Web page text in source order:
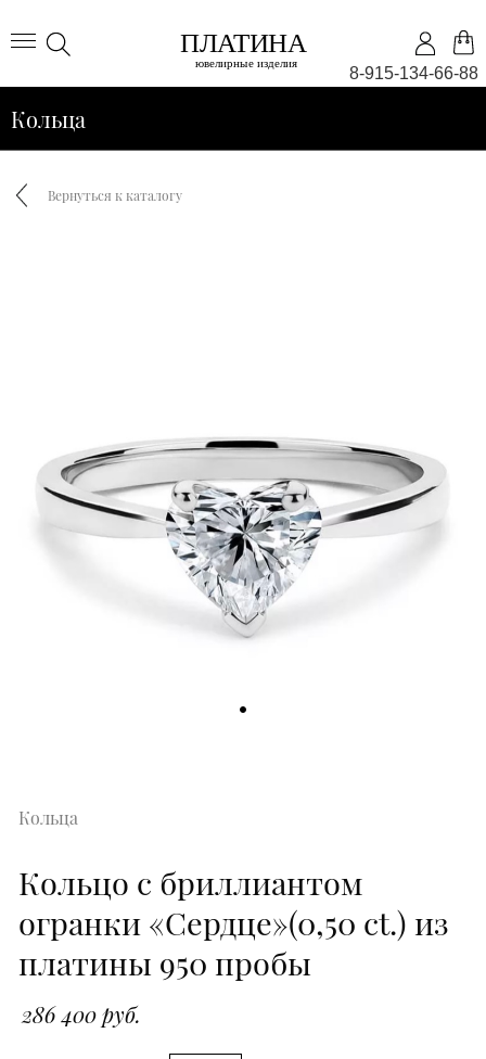
8-915-134-66-88
Кольца
Вернуться к каталогу
Кольца
Кольцо с бриллиантом
огранки «Сердце»(0,50 ct.) из
платины 950 пробы
286 400 руб.